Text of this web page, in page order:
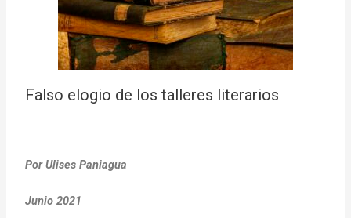
Falso elogio de los talleres literarios
Por Ulises Paniagua
Junio 2021